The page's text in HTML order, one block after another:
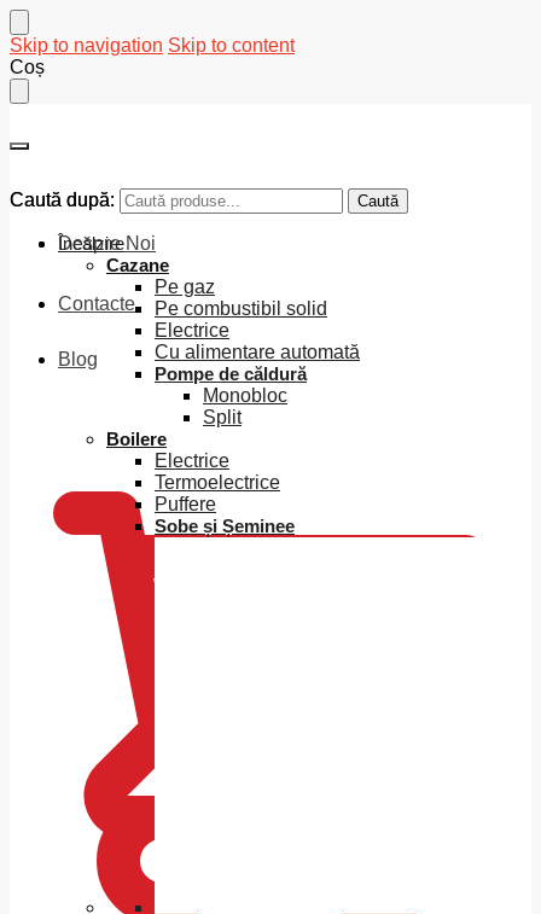
Skip to navigation Skip to content
Coș
Caută după: Caută
Despre Noi
Contacte
Blog
Caută după: Caută
Încălzire
Cazane
Pe gaz
Pe combustibil solid
Electrice
Cu alimentare automată
Pompe de căldură
Monobloc
Split
Boilere
Electrice
Termoelectrice
Puffere
Sobe și Șeminee